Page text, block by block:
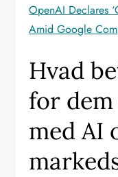
OpenAI Declares
Amid Google
Hvad
for
med AI